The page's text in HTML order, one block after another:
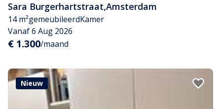
Sara Burgerhartstraat,Amsterdam
14 m²gemeubileerdKamer
Vanaf 6 Aug 2026
€ 1.300/maand
Nieuw